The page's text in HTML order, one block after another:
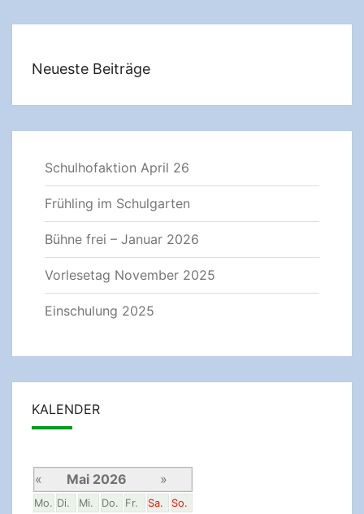
Neueste Beiträge
Schulhofaktion April 26
Frühling im Schulgarten
Bühne frei – Januar 2026
Vorlesetag November 2025
Einschulung 2025
KALENDER
« Mai 2026 »
Mo. Di. Mi. Do. Fr. Sa. So.